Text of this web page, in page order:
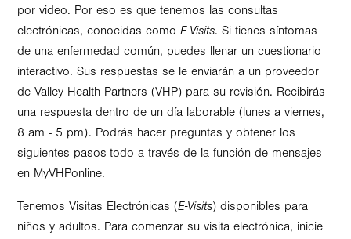
por video. Por eso es que tenemos las consultas
electrónicas, conocidas como E-Visits. Si tienes síntomas
de una enfermedad común, puedes llenar un cuestionario
interactivo. Sus respuestas se le enviarán a un proveedor
de Valley Health Partners (VHP) para su revisión. Recibirás
una respuesta dentro de un día laborable (lunes a viernes,
8 am - 5 pm). Podrás hacer preguntas y obtener los
siguientes pasos-todo a través de la función de mensajes
en MyVHPonline.
Tenemos Visitas Electrónicas (E-Visits) disponibles para
niños y adultos. Para comenzar su visita electrónica, inicie